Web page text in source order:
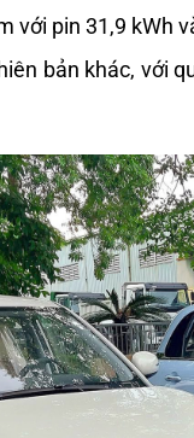
với pin 31,9 kWh
bản khác, với